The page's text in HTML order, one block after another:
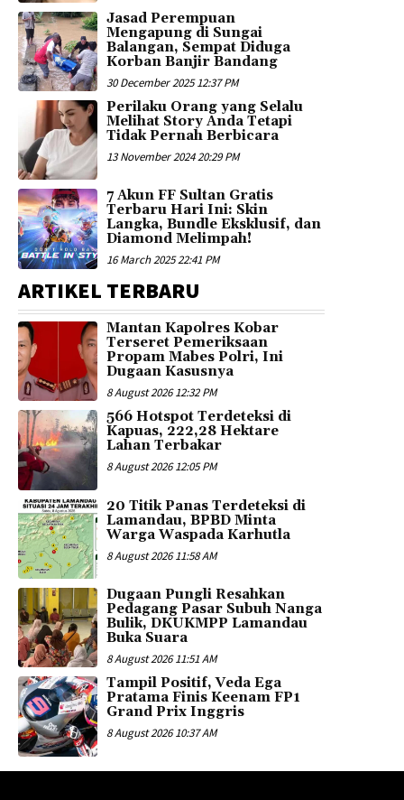
Jasad Perempuan
Mengapung di Sungai
Balangan, Sempat Diduga
Korban Banjir Bandang
30 December 2025 12:37 PM
Perilaku Orang yang Selalu
Melihat Story Anda Tetapi
Tidak Pernah Berbicara
13 November 2024 20:29 PM
7 Akun FF Sultan Gratis
Terbaru Hari Ini: Skin
Langka, Bundle Eksklusif, dan
Diamond Melimpah!
16 March 2025 22:41 PM
ARTIKEL TERBARU
Mantan Kapolres Kobar
Terseret Pemeriksaan
Propam Mabes Polri, Ini
Dugaan Kasusnya
8 August 2026 12:32 PM
566 Hotspot Terdeteksi di
Kapuas, 222,28 Hektare
Lahan Terbakar
8 August 2026 12:05 PM
20 Titik Panas Terdeteksi di
Lamandau, BPBD Minta
Warga Waspada Karhutla
8 August 2026 11:58 AM
Dugaan Pungli Resahkan
Pedagang Pasar Subuh Nanga
Bulik, DKUKMPP Lamandau
Buka Suara
8 August 2026 11:51 AM
Tampil Positif, Veda Ega
Pratama Finis Keenam FP1
Grand Prix Inggris
8 August 2026 10:37 AM